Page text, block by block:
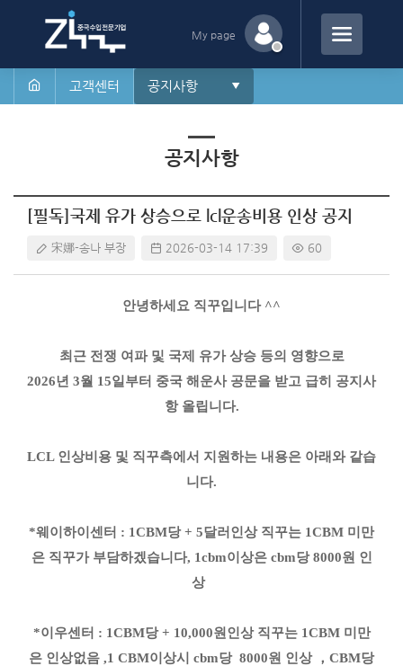
My page
고객센터
공지사항
[필독]국제 유가 상승으로 lcl운송비용 인상 공지
宋娜-송나 부장 2026-03-14 17:39 60
안녕하세요 직꾸입니다 ^^
최근 전쟁 여파 및 국제 유가 상승 등의 영향으로
2026년 3월 15일부터 중국 해운사 공문을 받고 급히 공지사
항 올립니다.
LCL 인상비용 및 직꾸측에서 지원하는 내용은 아래와 같습
니다.
*웨이하이센터 : 1CBM당 + 5달러인상 직꾸는 1CBM 미만
은 직꾸가 부담하겠습니다, 1cbm이상은 cbm당 8000원 인
상
*이우센터 : 1CBM당 + 10,000원인상 직꾸는 1CBM 미만
은 인상없음 ,1 CBM이상시 cbm당 8000원 인상 ，CBM당